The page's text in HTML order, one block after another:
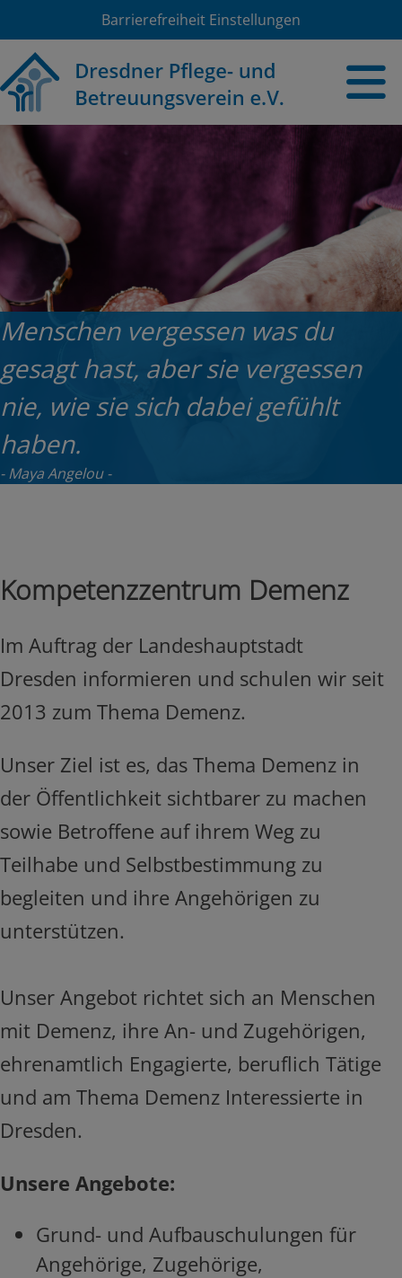
Barrierefreiheit Einstellungen
Menschen vergessen was du
gesagt hast, aber sie vergessen
nie, wie sie sich dabei gefühlt
haben.
Maya Angelou
Kompetenzzentrum Demenz
Im Auftrag der Landeshauptstadt
Dresden informieren und schulen wir seit
2013 zum Thema Demenz.
Unser Ziel ist es, das Thema Demenz in
der Öffentlichkeit sichtbarer zu machen
sowie Betroffene auf ihrem Weg zu
Teilhabe und Selbstbestimmung zu
begleiten und ihre Angehörigen zu
unterstützen.
Unser Angebot richtet sich an Menschen
mit Demenz, ihre An- und Zugehörigen,
ehrenamtlich Engagierte, beruflich Tätige
und am Thema Demenz Interessierte in
Dresden.
Unsere Angebote:
Grund- und Aufbauschulungen für
Angehörige, Zugehörige,